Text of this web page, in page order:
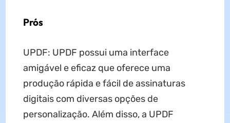
Prós
UPDF: UPDF possui uma interface
amigável e eficaz que oferece uma
produção rápida e fácil de assinaturas
digitais com diversas opções de
personalização. Além disso, a UPDF